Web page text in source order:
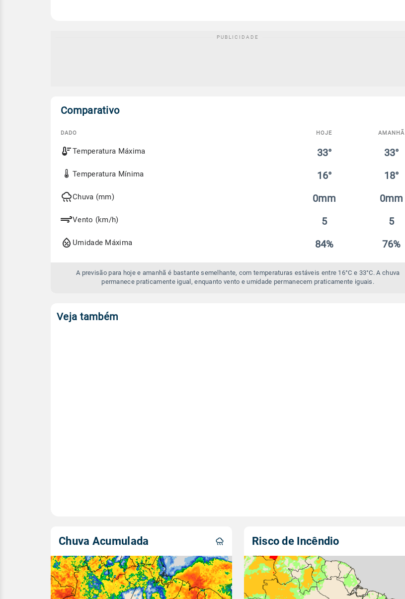
Comparativo
Comparativo
entre
previsão
amanhã
DADO HOJE AMANHÃ
Temperatura Máxima 33° 33°
Temperatura Mínima 16° 18°
Chuva (mm) 0mm 0mm
Vento (km/h) 5 5
Umidade Máxima 84% 76%
A previsão para hoje e amanhã é bastante semelhante, com temperaturas estáveis entre 16°C e 33°C. A chuva
permanece praticamente igual, enquanto vento e umidade permanecem praticamente iguais.
Veja também
Chuva Acumulada Risco de Incêndio